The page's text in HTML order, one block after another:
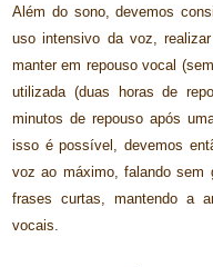
Além do sono, devemos
uso intensivo da voz,
manter em repouso vocal
utilizada (duas horas de
minutos de repouso após
isso é possível, devemos
voz ao máximo, falando sem
frases curtas, mantendo a
vocais.